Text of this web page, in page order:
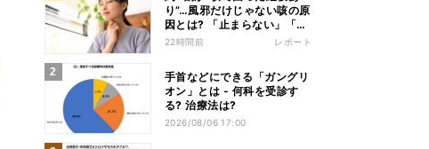
り”…風邪だけじゃない咳の原
因とは? 「止まらない」「眠
れない」悩みを医師が解説
22時間前 レポート
手首などにできる「ガングリ
オン」とは - 何科を受診す
る? 治療法は?
2026/08/06 17:00